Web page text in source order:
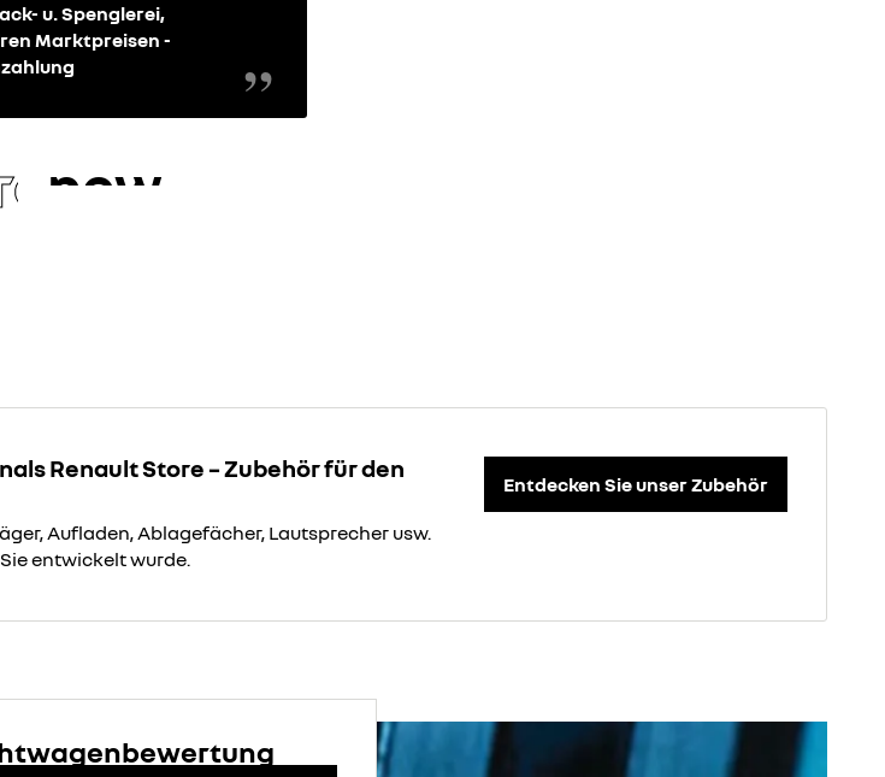
u. Spenglerei,
Marktpreisen -
new
Renault Store – Zubehör für den
Aufladen, Ablagefächer, Lautsprecher usw.
entwickelt wurde.
Entdecken Sie unser Zubehör